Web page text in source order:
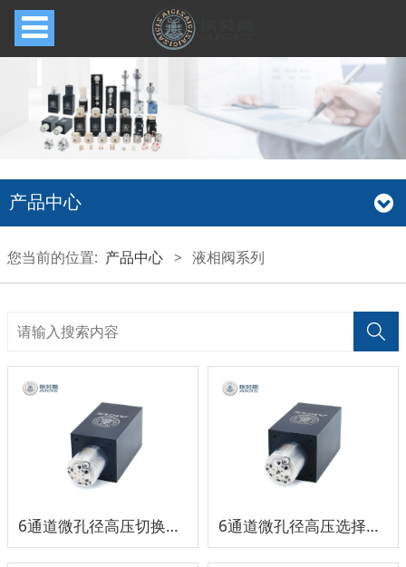
产品中心
您当前的位置: 产品中心 > 液相阀系列
6通道微孔径高压切换阀组 6通道微孔径高压选择阀组